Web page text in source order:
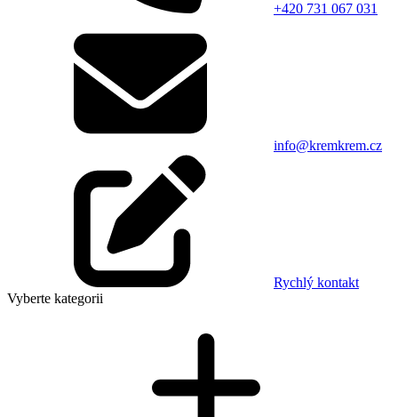
+420 731 067 031
info@kremkrem.cz
Rychlý kontakt
Vyberte kategorii